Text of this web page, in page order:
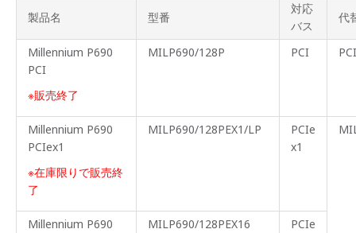
製品名 型番
対応
バス
代
Millennium P690
PCI
※販売終了
MILP690/128P PCI
Millennium P690
PCIex1
※在庫限りで販売終
了
MILP690/128PEX1/LP
PCIe
x1
Millennium P690
MILP690/128PEX16
PCIe